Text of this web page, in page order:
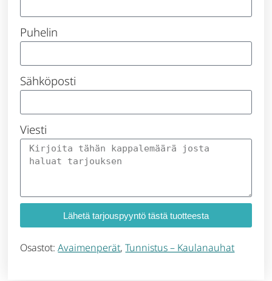
Puhelin
Sähköposti
Viesti
Lähetä tarjouspyyntö tästä tuotteesta
Osastot:Avaimenperät,Tunnistus – Kaulanauhat